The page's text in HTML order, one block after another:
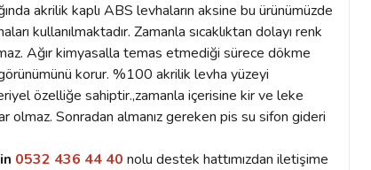
akrilik kaplı ABS levhaların aksine bu ürünümüzde
kullanılmaktadır. Zamanla sıcaklıktan dolayı renk
Ağır kimyasalla temas etmediği sürece dökme
korur. %100 akrilik levha yüzeyi
özelliğe sahiptir.,zamanla içerisine kir ve leke
olmaz. Sonradan almanız gereken pis su sifon gideri
0532 436 44 40 nolu destek hattımızdan iletişime